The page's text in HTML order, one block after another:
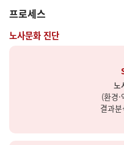
프로세스
노사문화 진단
노
(환경
결과